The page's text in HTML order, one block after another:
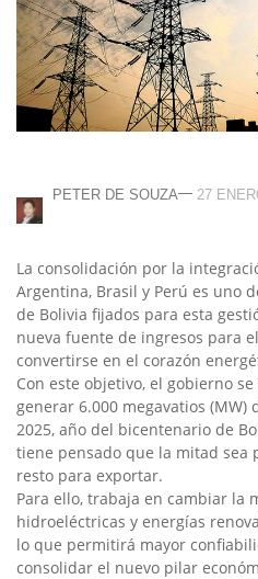
PETER DE SOUZA— 27
La consolidación por la
Argentina, Brasil y Perú es uno
de Bolivia fijados para esta
nueva fuente de ingresos para
convertirse en el corazón
Con este objetivo, el gobierno
generar 6.000 megavatios (MW)
2025, año del bicentenario de
tiene pensado que la mitad sea
resto para exportar.
Para ello, trabaja en cambiar la
hidroeléctricas y energías
lo que permitirá mayor
consolidar el nuevo pilar